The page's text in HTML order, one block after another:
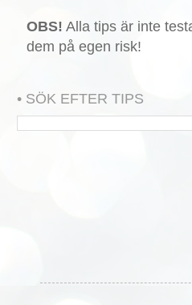
OBS! Alla tips är inte
dem på egen risk!
• SÖK EFTER TIPS